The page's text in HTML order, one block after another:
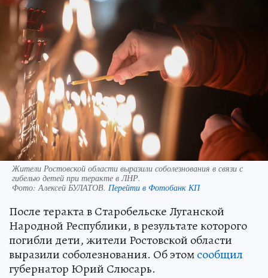
Жители Ростовской области выразили соболезнования в связи с
гибелью детей при теракте в ЛНР.
Фото:Алексей БУЛАТОВ. Перейти в Фотобанк КП
После теракта в Старобельске Луганской
Народной Республики, в результате которого
погибли дети, жители Ростовской области
выразили соболезнования. Об этомсообщил
губернатор Юрий Слюсарь.